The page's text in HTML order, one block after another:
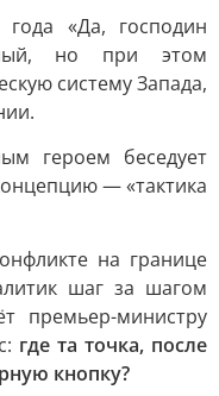
года «Да, господин
но при этом
систему Запада,
героем беседует
— «тактика
на границе
шаг за шагом
премьер-министру
где та точка, после
кнопку?